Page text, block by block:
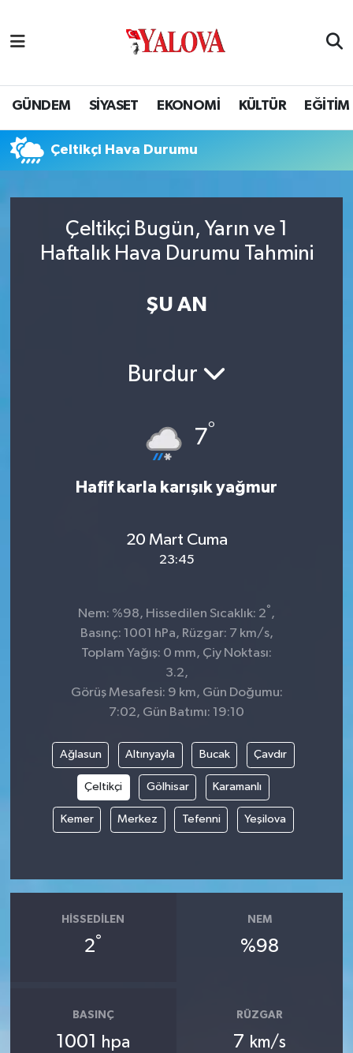
GÜNDEM SİYASET EKONOMİ KÜLTÜR EĞİTİM
Çeltikçi Hava Durumu
Çeltikçi Bugün, Yarın ve 1
Haftalık Hava Durumu Tahmini
ŞU AN
Burdur
7°
Hafif karla karışık yağmur
20 Mart Cuma
23:45
Nem: %98, Hissedilen Sıcaklık: 2° ,
Basınç: 1001 hPa, Rüzgar: 7 km/s,
Toplam Yağış: 0 mm, Çiy Noktası:
3.2,
Görüş Mesafesi: 9 km, Gün Doğumu:
7:02, Gün Batımı: 19:10
Ağlasun Altınyayla Bucak Çavdır
Çeltikçi Gölhisar Karamanlı
Kemer Merkez Tefenni Yeşilova
HISSEDILEN
2°
NEM
%98
BASINÇ
1001 hpa
RÜZGAR
7 km/s
SİYASET
EĞİTİM
BİLİM VE TEKNOLOJİ
Yalova Nöbetçi Eczaneler
Yalova Hava Durumu
Puan Durumu ve Fikstür
Tüm Manşetler
Son Dakika Haberleri